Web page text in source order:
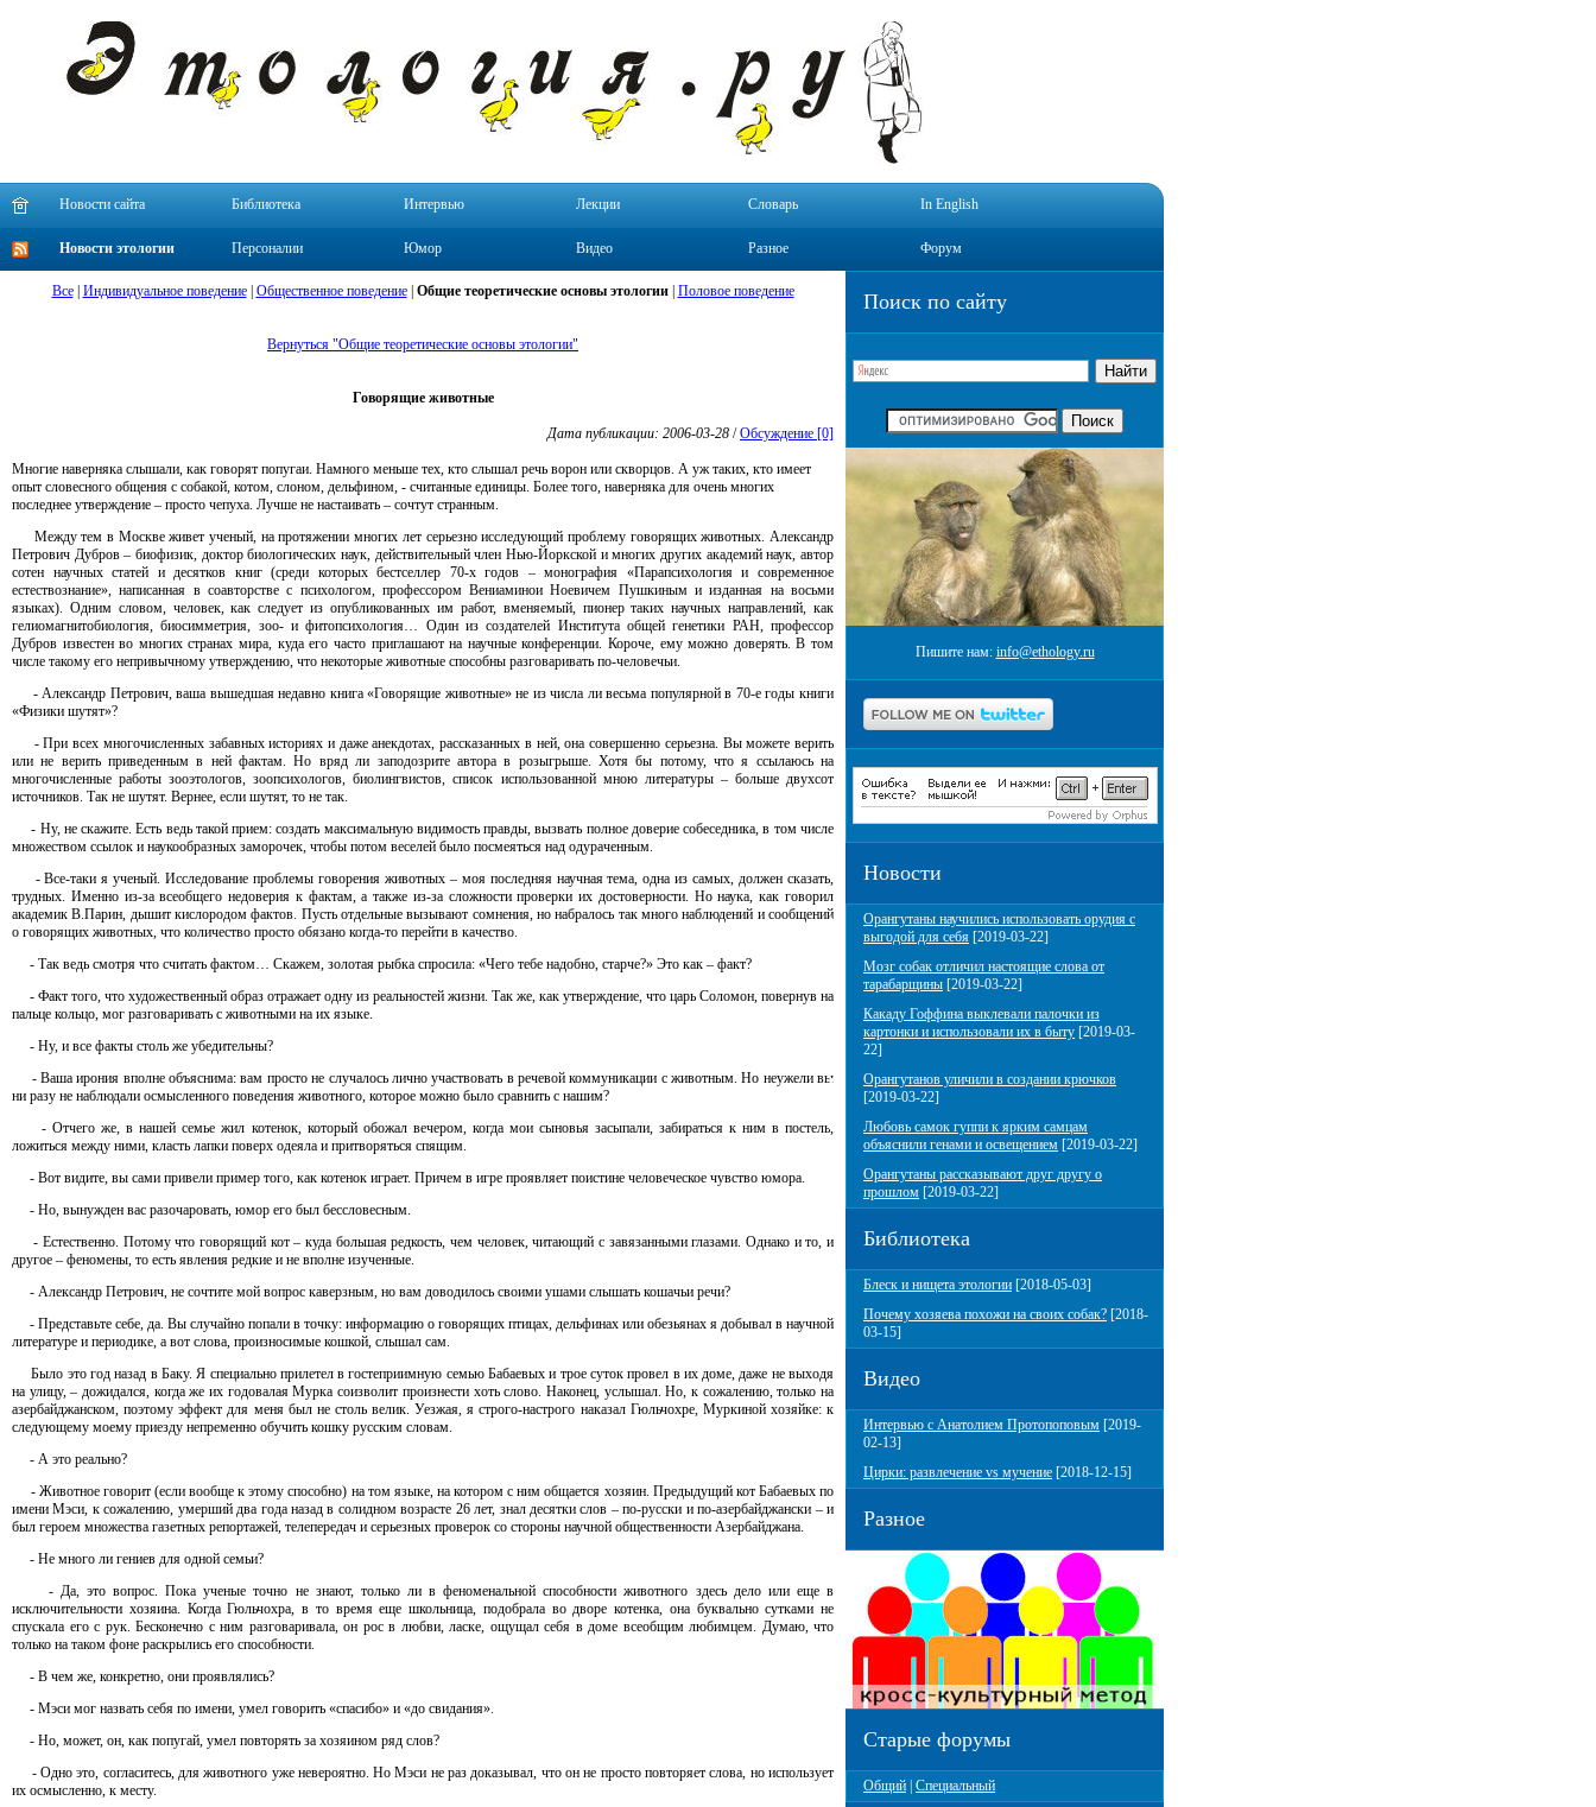
Новости сайта Библиотека Интервью Лекции Словарь In English
Новости этологии Персоналии Юмор Видео Разное Форум
Поиск по сайту
Пишите нам: info@ethology.ru
Новости
Орангутаны научились использовать орудия с
выгодой для себя [2019-03-22]
Мозг собак отличил настоящие слова от
тарабарщины [2019-03-22]
Какаду Гоффина выклевали палочки из
картонки и использовали их в быту [2019-03-
22]
Орангутанов уличили в создании крючков
[2019-03-22]
Любовь самок гуппи к ярким самцам
объяснили генами и освещением [2019-03-22]
Орангутаны рассказывают друг другу о
прошлом [2019-03-22]
Библиотека
Блеск и нищета этологии [2018-05-03]
Почему хозяева похожи на своих собак? [2018-
03-15]
Видео
Интервью с Анатолием Протопоповым [2019-
02-13]
Цирки: развлечение vs мучение [2018-12-15]
Разное
Старые форумы
Общий Специальный
Все| Индивидуальное поведение| Общественное поведение| Общие теоретические основы этологии| Половое поведение
Вернуться "Общие теоретические основы этологии"
Говорящие животные
Дата публикации: 2006-03-28 /Обсуждение [0]
Многие наверняка слышали, как говорят попугаи. Намного меньше тех, кто слышал речь ворон или скворцов. А уж таких, кто имеет
опыт словесного общения с собакой, котом, слоном, дельфином, - считанные единицы. Более того, наверняка для очень многих
последнее утверждение – просто чепуха. Лучше не настаивать – сочтут странным.
Между тем в Москве живет ученый, на протяжении многих лет серьезно исследующий проблему говорящих животных. Александр
Петрович Дубров – биофизик, доктор биологических наук, действительный член Нью-Йоркской и многих других академий наук, автор
сотен научных статей и десятков книг (среди которых бестселлер 70-х годов – монография «Парапсихология и современное
естествознание», написанная в соавторстве с психологом, профессором Вениаминои Ноевичем Пушкиным и изданная на восьми
языках). Одним словом, человек, как следует из опубликованных им работ, вменяемый, пионер таких научных направлений, как
гелиомагнитобиология, биосимметрия, зоо- и фитопсихология… Один из создателей Института общей генетики РАН, профессор
Дубров известен во многих странах мира, куда его часто приглашают на научные конференции. Короче, ему можно доверять. В том
числе такому его непривычному утверждению, что некоторые животные способны разговаривать по-человечьи.
- Александр Петрович, ваша вышедшая недавно книга «Говорящие животные» не из числа ли весьма популярной в 70-е годы книги
«Физики шутят»?
- При всех многочисленных забавных историях и даже анекдотах, рассказанных в ней, она совершенно серьезна. Вы можете верить
или не верить приведенным в ней фактам. Но вряд ли заподозрите автора в розыгрыше. Хотя бы потому, что я ссылаюсь на
многочисленные работы зооэтологов, зоопсихологов, биолингвистов, список использованной мною литературы – больше двухсот
источников. Так не шутят. Вернее, если шутят, то не так.
- Ну, не скажите. Есть ведь такой прием: создать максимальную видимость правды, вызвать полное доверие собеседника, в том числе
множеством ссылок и наукообразных заморочек, чтобы потом веселей было посмеяться над одураченным.
- Все-таки я ученый. Исследование проблемы говорения животных – моя последняя научная тема, одна из самых, должен сказать,
трудных. Именно из-за всеобщего недоверия к фактам, а также из-за сложности проверки их достоверности. Но наука, как говорил
академик В.Парин, дышит кислородом фактов. Пусть отдельные вызывают сомнения, но набралось так много наблюдений и сообщений
о говорящих животных, что количество просто обязано когда-то перейти в качество.
- Так ведь смотря что считать фактом… Скажем, золотая рыбка спросила: «Чего тебе надобно, старче?» Это как – факт?
- Факт того, что художественный образ отражает одну из реальностей жизни. Так же, как утверждение, что царь Соломон, повернув на
пальце кольцо, мог разговаривать с животными на их языке.
- Ну, и все факты столь же убедительны?
- Ваша ирония вполне объяснима: вам просто не случалось лично участвовать в речевой коммуникации с животным. Но неужели вы
ни разу не наблюдали осмысленного поведения животного, которое можно было сравнить с нашим?
- Отчего же, в нашей семье жил котенок, который обожал вечером, когда мои сыновья засыпали, забираться к ним в постель,
ложиться между ними, класть лапки поверх одеяла и притворяться спящим.
- Вот видите, вы сами привели пример того, как котенок играет. Причем в игре проявляет поистине человеческое чувство юмора.
- Но, вынужден вас разочаровать, юмор его был бессловесным.
- Естественно. Потому что говорящий кот – куда большая редкость, чем человек, читающий с завязанными глазами. Однако и то, и
другое – феномены, то есть явления редкие и не вполне изученные.
- Александр Петрович, не сочтите мой вопрос каверзным, но вам доводилось своими ушами слышать кошачьи речи?
- Представьте себе, да. Вы случайно попали в точку: информацию о говорящих птицах, дельфинах или обезьянах я добывал в научной
литературе и периодике, а вот слова, произносимые кошкой, слышал сам.
Было это год назад в Баку. Я специально прилетел в гостеприимную семью Бабаевых и трое суток провел в их доме, даже не выходя
на улицу, – дожидался, когда же их годовалая Мурка соизволит произнести хоть слово. Наконец, услышал. Но, к сожалению, только на
азербайджанском, поэтому эффект для меня был не столь велик. Уезжая, я строго-настрого наказал Гюльчохре, Муркиной хозяйке: к
следующему моему приезду непременно обучить кошку русским словам.
- А это реально?
- Животное говорит (если вообще к этому способно) на том языке, на котором с ним общается хозяин. Предыдущий кот Бабаевых по
имени Мэси, к сожалению, умерший два года назад в солидном возрасте 26 лет, знал десятки слов – по-русски и по-азербайджански – и
был героем множества газетных репортажей, телепередач и серьезных проверок со стороны научной общественности Азербайджана.
- Не много ли гениев для одной семьи?
- Да, это вопрос. Пока ученые точно не знают, только ли в феноменальной способности животного здесь дело или еще в
исключительности хозяина. Когда Гюльчохра, в то время еще школьница, подобрала во дворе котенка, она буквально сутками не
спускала его с рук. Бесконечно с ним разговаривала, он рос в любви, ласке, ощущал себя в доме всеобщим любимцем. Думаю, что
только на таком фоне раскрылись его способности.
- В чем же, конкретно, они проявлялись?
- Мэси мог назвать себя по имени, умел говорить «спасибо» и «до свидания».
- Но, может, он, как попугай, умел повторять за хозяином ряд слов?
- Одно это, согласитесь, для животного уже невероятно. Но Мэси не раз доказывал, что он не просто повторяет слова, но использует
их осмысленно, к месту.